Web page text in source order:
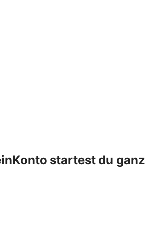
startest du ganz